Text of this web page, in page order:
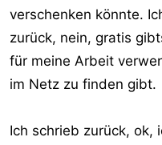
verschenken könnte.
zurück, nein, gratis
für meine Arbeit
im Netz zu finden gibt.
Ich schrieb zurück, ok,